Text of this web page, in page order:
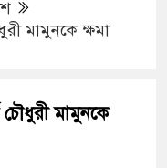
মামুনকে ক্ষমা
চৌধুরী মামুনকে